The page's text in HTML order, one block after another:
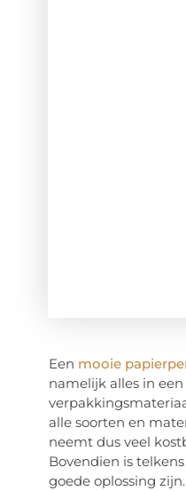
Een mooie
namelijk alles in
alle soorten en
neemt dus veel
Bovendien is
goede oplossing